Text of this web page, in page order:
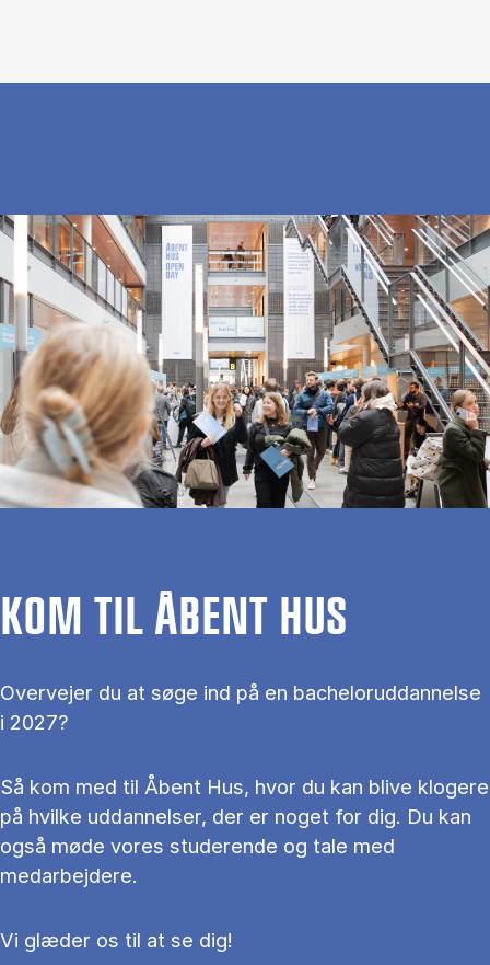
KOM TIL ÅBENT HUS
Overvejer du at søge ind på en bacheloruddannelse
i 2027?
Så kom med til Åbent Hus, hvor du kan blive klogere
på hvilke uddannelser, der er noget for dig. Du kan
også møde vores studerende og tale med
medarbejdere.
Vi glæder os til at se dig!